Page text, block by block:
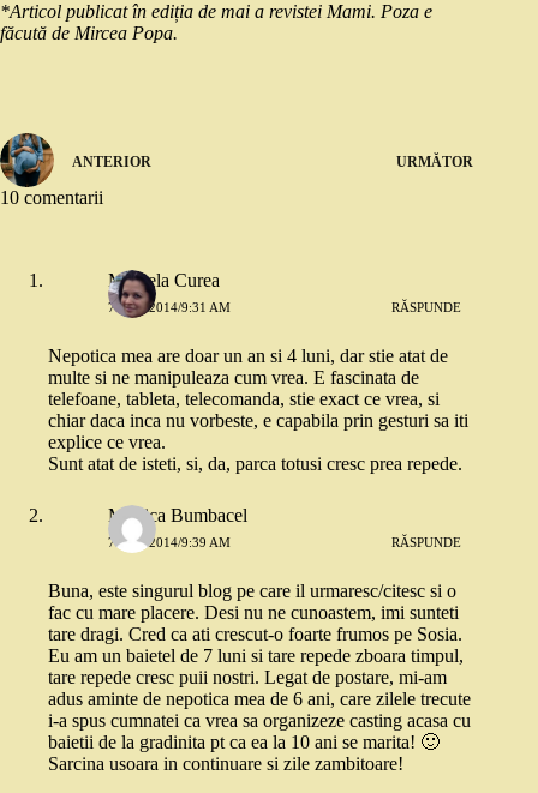
*Articol publicat în ediția de mai a revistei Mami. Poza e
făcută de Mircea Popa.
ANTERIOR URMĂTOR
10 comentarii
Mihaela Curea
7 MAI 2014/9:31 AM RĂSPUNDE
Nepotica mea are doar un an si 4 luni, dar stie atat de
multe si ne manipuleaza cum vrea. E fascinata de
telefoane, tableta, telecomanda, stie exact ce vrea, si
chiar daca inca nu vorbeste, e capabila prin gesturi sa iti
explice ce vrea.
Sunt atat de isteti, si, da, parca totusi cresc prea repede.
Monica Bumbacel
7 MAI 2014/9:39 AM RĂSPUNDE
Buna, este singurul blog pe care il urmaresc/citesc si o
fac cu mare placere. Desi nu ne cunoastem, imi sunteti
tare dragi. Cred ca ati crescut-o foarte frumos pe Sosia.
Eu am un baietel de 7 luni si tare repede zboara timpul,
tare repede cresc puii nostri. Legat de postare, mi-am
adus aminte de nepotica mea de 6 ani, care zilele trecute
i-a spus cumnatei ca vrea sa organizeze casting acasa cu
baietii de la gradinita pt ca ea la 10 ani se marita! 🙂
Sarcina usoara in continuare si zile zambitoare!